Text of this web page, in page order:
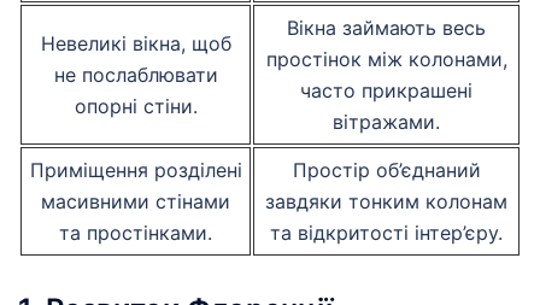
Невеликі вікна, щоб
не послаблювати
опорні стіни.
Вікна займають весь
простінок між колонами,
часто прикрашені
вітражами.
Приміщення розділені
масивними стінами
та простінками.
Простір об’єднаний
завдяки тонким колонам
та відкритості інтер’єру.